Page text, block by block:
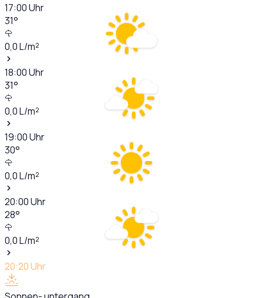
17:00Uhr
31°
0,0L/m²
18:00Uhr
31°
0,0L/m²
19:00Uhr
30°
0,0L/m²
20:00Uhr
28°
0,0L/m²
20:20Uhr